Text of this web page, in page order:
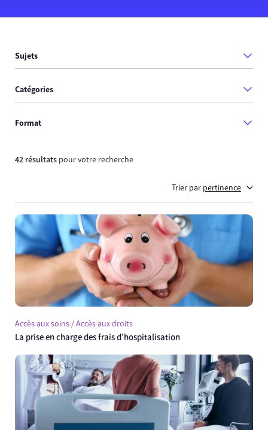
Sujets
Catégories
Format
42 résultats pour votre recherche
Trier par pertinence
Accès aux soins / Accès aux droits
La prise en charge des frais d’hospitalisation